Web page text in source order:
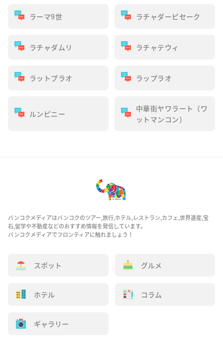
ラーマ9世 ラチャダーピセーク
ラチャダムリ ラチャテウィ
ラットプラオ ラップラオ
ルンピニー
中華街ヤワラート（ワ
ットマンコン）
バンコクメディアはバンコクのツアー,旅行,ホテル,レストラン,カフェ,世界遺産,宝
石,留学や不動産などのおすすめ情報を発信しています。
バンコクメディアでフロンティアに触れましょう！
スポット グルメ
ホテル コラム
ギャラリー